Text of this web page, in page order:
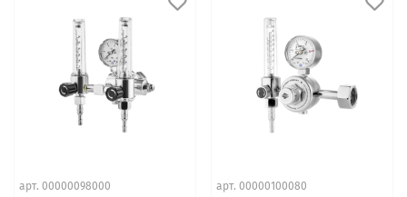
арт. 00000098000 арт. 00000100080